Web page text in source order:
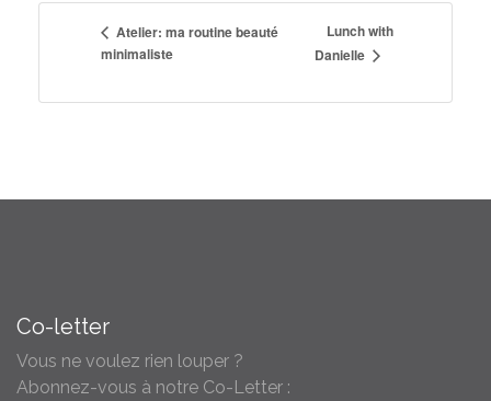
Atelier: ma routine beauté
minimaliste
Lunch with
Danielle
Co-letter
Vous ne voulez rien louper ?
Abonnez-vous à notre Co-Letter :